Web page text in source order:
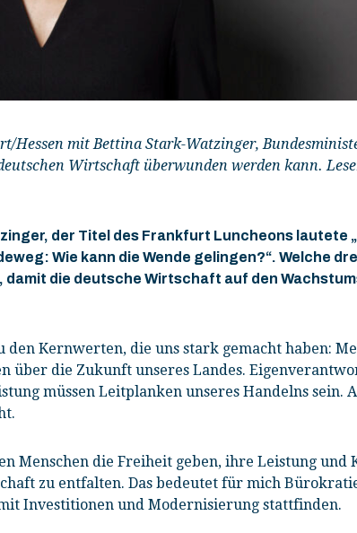
Hessen mit Bettina Stark-Watzinger,
Wirtschaft überwunden werden kann.
der Titel des Frankfurt Luncheons lautete
Wie kann die Wende gelingen?“. Welche
damit die deutsche Wirtschaft auf den
den Kernwerten, die uns stark gemacht haben:
über die Zukunft unseres Landes.
müssen Leitplanken unseres Handelns sein.
Menschen die Freiheit geben, ihre Leistung und
zu entfalten. Das bedeutet für mich
Investitionen und Modernisierung stattfinden.